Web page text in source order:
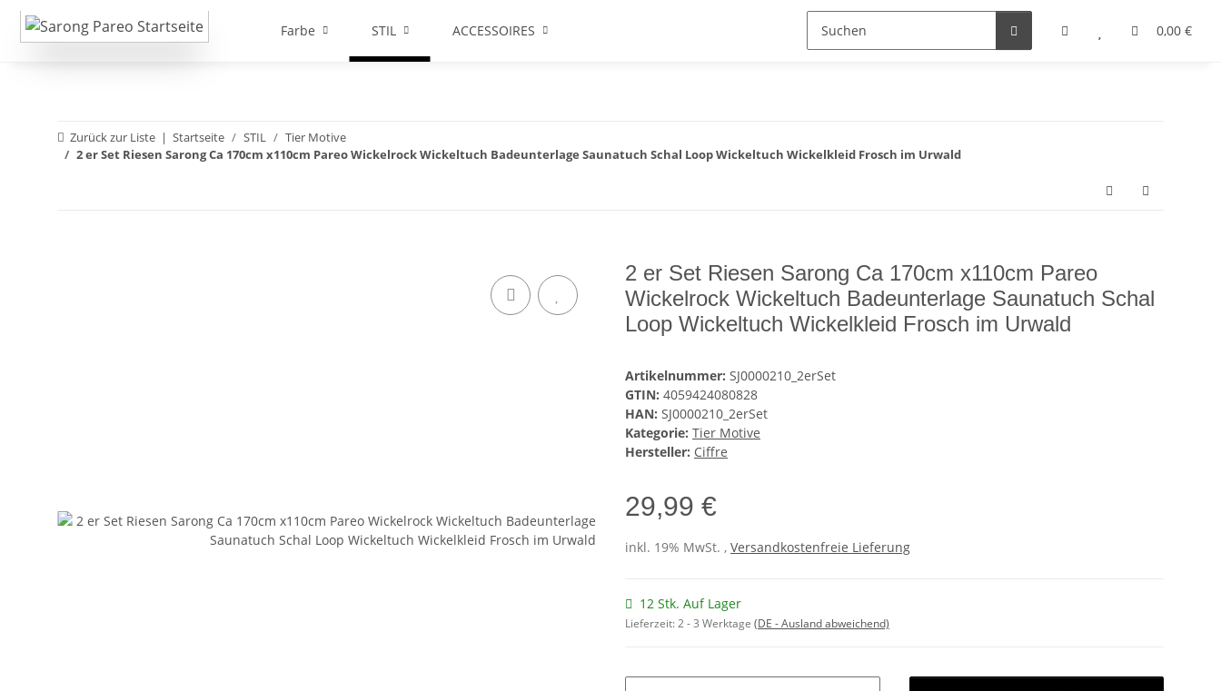
0,00 €
Farbe STIL ACCESSOIRES
Zurück zur Liste Startseite STIL
Tier Motive
2 er Set Riesen Sarong Ca 170cm x110cm Pareo Wickelrock Wickeltuch Badeunterlage Saunatuch Schal Loop Wickeltuch Wickelkleid Frosch im Urwald
2 er Set Riesen Sarong Ca 170cm x110cm Pareo
Wickelrock Wickeltuch Badeunterlage Saunatuch Schal
Loop Wickeltuch Wickelkleid Frosch im Urwald
Artikelnummer: SJ0000210_2erSet
GTIN: 4059424080828
HAN: SJ0000210_2erSet
Kategorie: Tier Motive
Hersteller: Ciffre
29,99 €
inkl. 19% MwSt. , Versandkostenfreie Lieferung
12 Stk. Auf Lager
Lieferzeit:2 - 3 Werktage (DE - Ausland abweichend)